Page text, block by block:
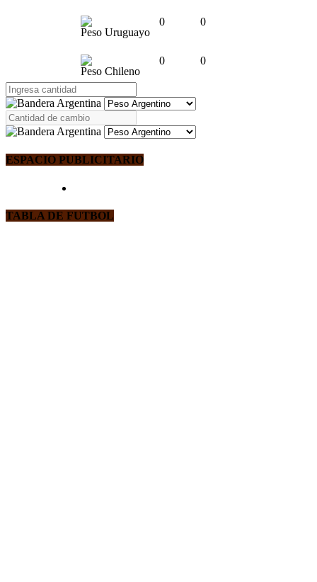
Peso Uruguayo
0 0
Peso Chileno
0 0
ESPACIO PUBLICITARIO
TABLA DE FUTBOL